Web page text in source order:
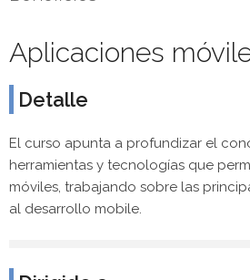
Aplicaciones
Detalle
El curso apunta a profundizar el
herramientas y tecnologías que
móviles, trabajando sobre las
al desarrollo mobile.